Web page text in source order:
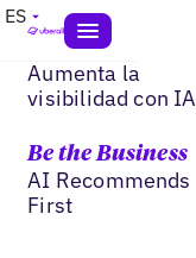
ES
Aumenta la
visibilidad con IA
Be the Business
AI Recommends
First